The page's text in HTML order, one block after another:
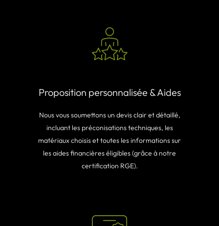
Proposition personnalisée & Aides
Nous vous soumettons un devis clair et détaillé,
incluant les préconisations techniques, les
matériaux choisis et toutes les informations sur
les aides financières éligibles (grâce à notre
certification RGE).